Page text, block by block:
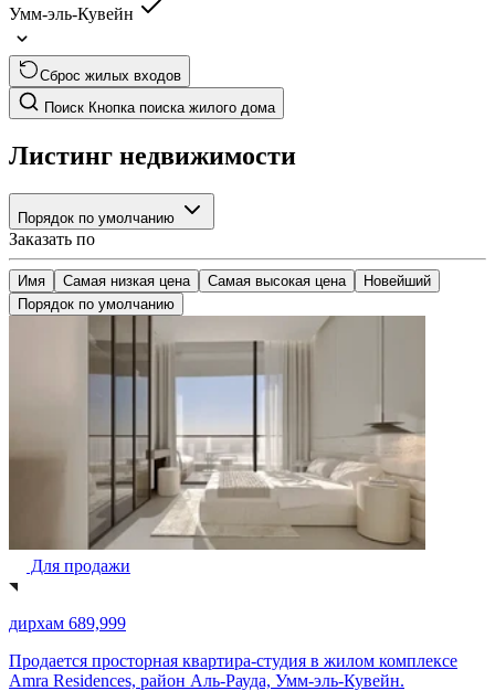
Умм-эль-Кувейн
Сброс жилых входов
Поиск Кнопка поиска жилого дома
Листинг недвижимости
Порядок по умолчанию
Заказать по
Имя Самая низкая цена Самая высокая цена
Новейший
Порядок по умолчанию
Для продажи
дирхам 689,999
Продается просторная квартира-студия в жилом комплексе
Amra Residences, район Аль-Рауда, Умм-эль-Кувейн.